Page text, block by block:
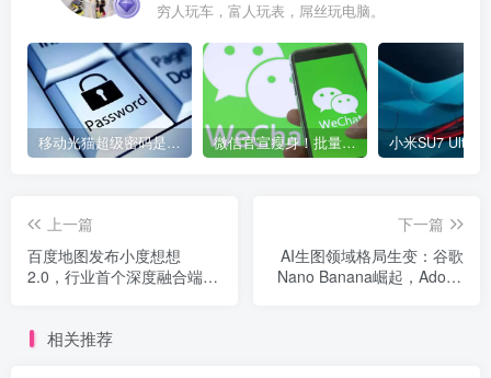
穷人玩车，富人玩表，屌丝玩电脑。
移动光猫超级密码是多少？移动光猫超级管理员后台账号与密码 微信官宣瘦身！批量清理原图新功能来了 安卓、iOS均可使用
上一篇
百度地图发布小度想想
2.0，行业首个深度融合端到
下一篇
AI生图领域格局生变：谷歌
Nano Banana崛起，Adobe
相关推荐